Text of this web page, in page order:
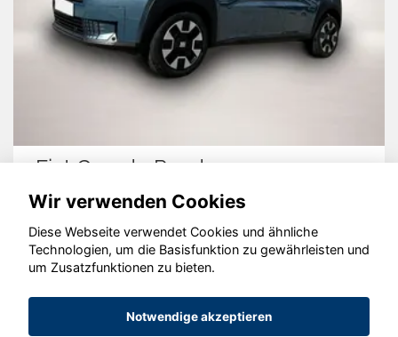
Fiat Grande Panda
© konjunkturmotor.de GmbH 2020 - 2026
Wir verwenden Cookies
Diese Webseite verwendet Cookies und ähnliche
Technologien, um die Basisfunktion zu gewährleisten und
um Zusatzfunktionen zu bieten.
Notwendige akzeptieren